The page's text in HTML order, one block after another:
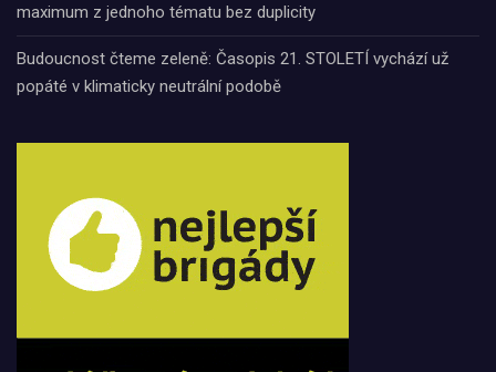
maximum z jednoho tématu bez duplicity
Budoucnost čteme zeleně: Časopis 21. STOLETÍ vychází už
popáté v klimaticky neutrální podobě